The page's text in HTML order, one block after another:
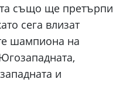
също ще претърпи
сега влизат
шампиона на
и